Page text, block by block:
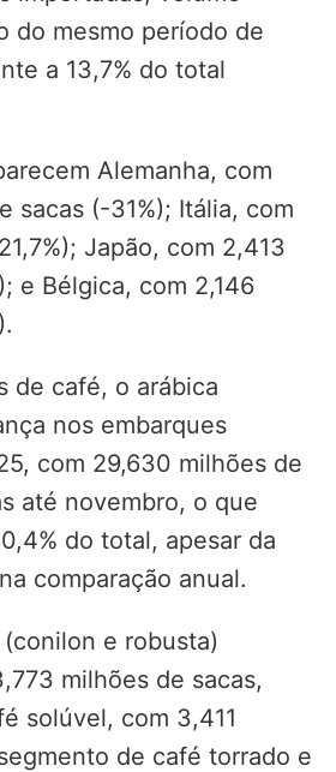
do mesmo período de
a 13,7% do total
Alemanha, com
sacas (-31%); Itália, com
Japão, com 2,413
e Bélgica, com 2,146
de café, o arábica
nos embarques
com 29,630 milhões de
até novembro, o que
do total, apesar da
comparação anual.
e robusta)
milhões de sacas,
solúvel, com 3,411
de café torrado e